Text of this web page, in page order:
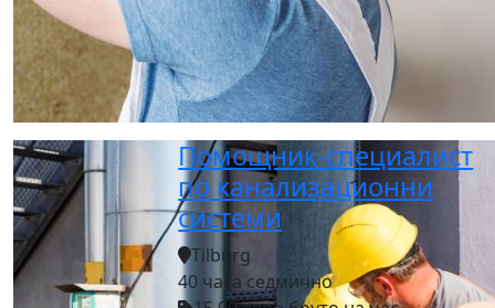
Помощник-специалист
по канализационни
системи
Tilburg
40 часа седмично